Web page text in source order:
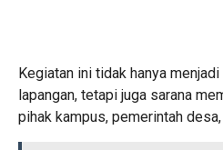
Kegiatan ini tidak hanya
lapangan, tetapi juga sarana
pihak kampus, pemerintah